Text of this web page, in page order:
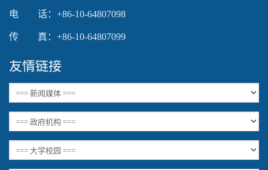
电 话：+86-10-64807098
传 真：+86-10-64807099
友情链接